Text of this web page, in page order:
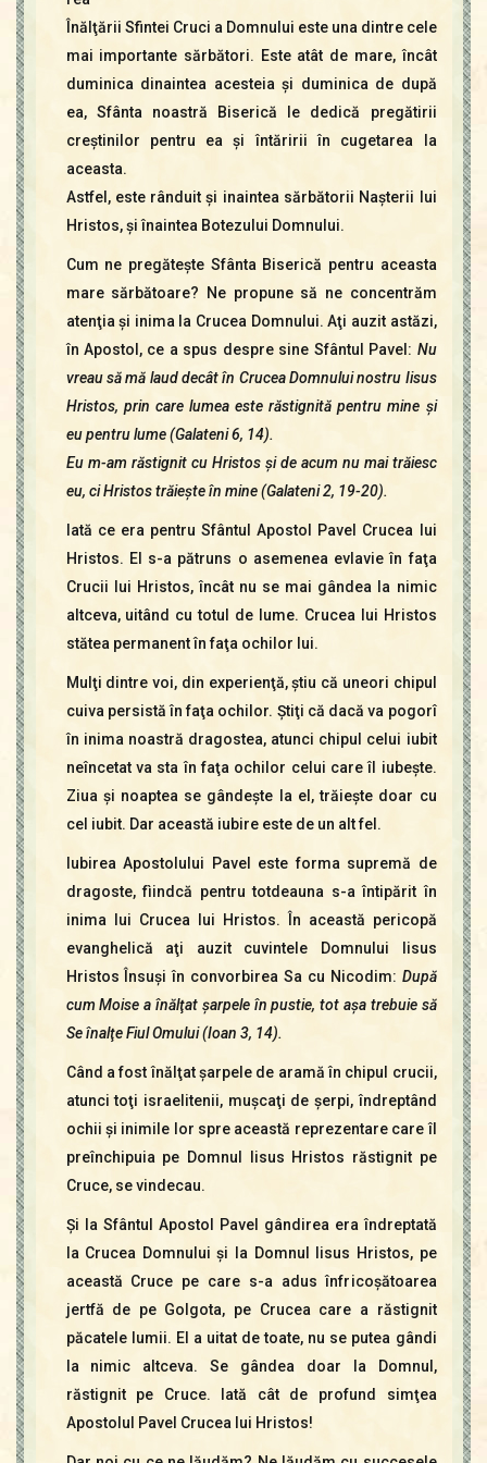
Înălţării Sfintei Cruci a Domnului este una dintre cele
mai importante sărbători. Este atât de mare, încât
duminica dinaintea acesteia şi duminica de după
ea, Sfânta noastră Biserică le dedică pregătirii
creştinilor pentru ea şi întăririi în cugetarea la
aceasta.
Astfel, este rânduit şi inaintea sărbătorii Naşterii lui
Hristos, şi înaintea Botezului Domnului.
Cum ne pregăteşte Sfânta Biserică pentru aceasta
mare sărbătoare? Ne propune ­să ne concentrăm
atenţia şi inima la Crucea Domnului. Aţi auzit astăzi,
în Apostol, ce a spus despre sine Sfântul Pavel: Nu
vreau să mă laud decât în Crucea Domnului nostru Iisus
Hristos, prin care lumea este răstignită pentru mine şi
eu pentru lume (Galateni 6, 14).
Eu m-am răstignit cu Hristos şi de acum nu mai trăiesc
eu, ci Hristos trăieşte în mine (Galateni 2, 19-20).
Iată ce era pentru Sfântul Apostol Pavel Crucea lui
Hristos. El s-a pătruns o asemenea evlavie în faţa
Crucii lui Hristos, încât nu se mai gândea la nimic
altceva, uitând cu totul de lume. Crucea lui Hristos
stătea permanent în faţa ochilor lui.
Mulţi dintre voi, din experienţă, ştiu că uneori chipul
cuiva persistă în faţa ochilor. Ştiţi că dacă va pogorî
în inima noastră dragostea, atunci chipul celui iubit
neîncetat va sta în faţa ochilor celui care îl iubeşte.
Ziua şi noaptea se gândeşte la el, trăieşte doar cu
cel iubit. Dar această iubire este de un alt fel.
Iubirea Apostolului Pavel este forma supremă de
dragoste, fìindcă pentru totdeauna s-a întipărit în
inima lui Crucea lui Hristos. În această pericopă
evanghelică aţi auzit cuvintele Domnului Iisus
Hristos Însuşi în convorbirea Sa cu Nicodim: După
cum Moise a înălţat şarpele în pustie, tot aşa trebuie să
Se înalţe Fiul Omului (Ioan 3, 14).
Când a fost înălţat şarpele de aramă în chipul crucii,
atunci toţi israelitenii, muşcaţi de şerpi, îndreptând
ochii şi inimile lor spre această reprezentare care îl
preînchipuia pe Domnul Iisus Hristos răstignit pe
Cruce, se vindecau.
Şi la Sfântul Apostol Pavel gândirea era îndreptată
la Crucea Domnului şi la Domnul Iisus Hristos, pe
această Cruce pe care s-a adus înfricoşătoarea
jertfă de pe Golgota, pe Crucea care a răstignit
păcatele lumii. El a uitat de toa­te, nu se putea gândi
la nimic altceva. Se gândea doar la Domnul,
răstignit pe Cruce. Iată cât de profund simţea
Apostolul Pavel Crucea lui Hristos!